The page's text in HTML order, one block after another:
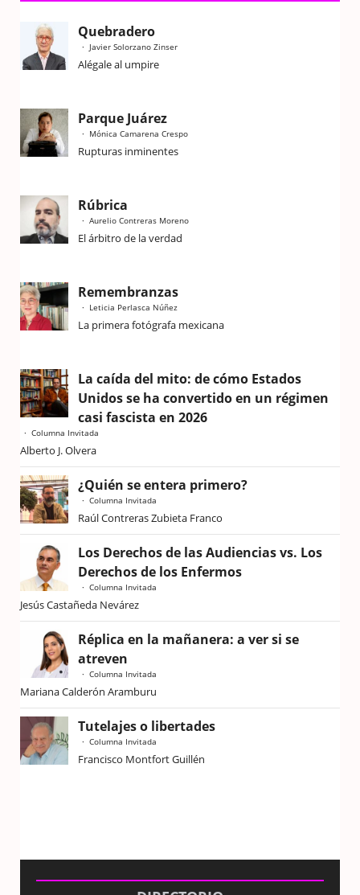
Quebradero
Javier Solorzano Zinser
Alégale al umpire
Parque Juárez
Mónica Camarena Crespo
Rupturas inminentes
Rúbrica
Aurelio Contreras Moreno
El árbitro de la verdad
Remembranzas
Leticia Perlasca Núñez
La primera fotógrafa mexicana
La caída del mito: de cómo Estados
Unidos se ha convertido en un régimen
casi fascista en 2026
Columna Invitada
Alberto J. Olvera
¿Quién se entera primero?
Columna Invitada
Raúl Contreras Zubieta Franco
Los Derechos de las Audiencias vs. Los
Derechos de los Enfermos
Columna Invitada
Jesús Castañeda Nevárez
Réplica en la mañanera: a ver si se
atreven
Columna Invitada
Mariana Calderón Aramburu
Tutelajes o libertades
Columna Invitada
Francisco Montfort Guillén